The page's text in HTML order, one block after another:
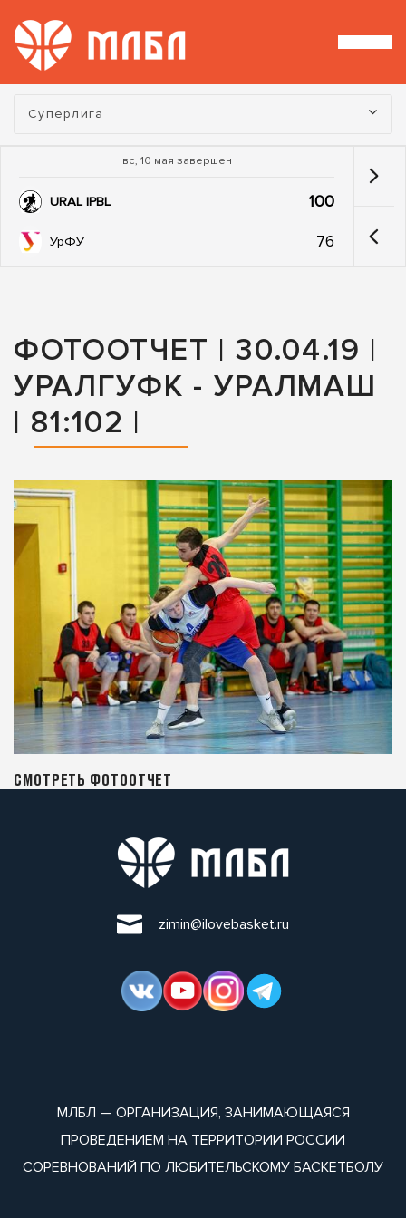
Турнир:
Суперлига
вс, 10 мая завершен
URAL IPBL 100
УрФУ 76
ФОТООТЧЕТ | 30.04.19 |
УРАЛГУФК - УРАЛМАШ
| 81:102 |
СМОТРЕТЬ ФОТООТЧЕТ
zimin@ilovebasket.ru
МЛБЛ — ОРГАНИЗАЦИЯ, ЗАНИМАЮЩАЯСЯ
ПРОВЕДЕНИЕМ НА ТЕРРИТОРИИ РОССИИ
СОРЕВНОВАНИЙ ПО ЛЮБИТЕЛЬСКОМУ БАСКЕТБОЛУ